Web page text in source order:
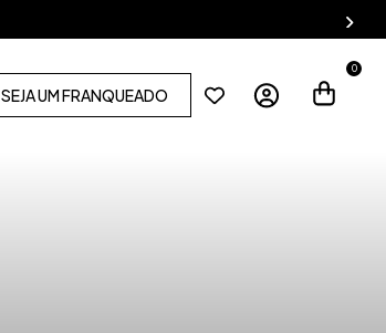
SEJA UM FRANQUEADO
0